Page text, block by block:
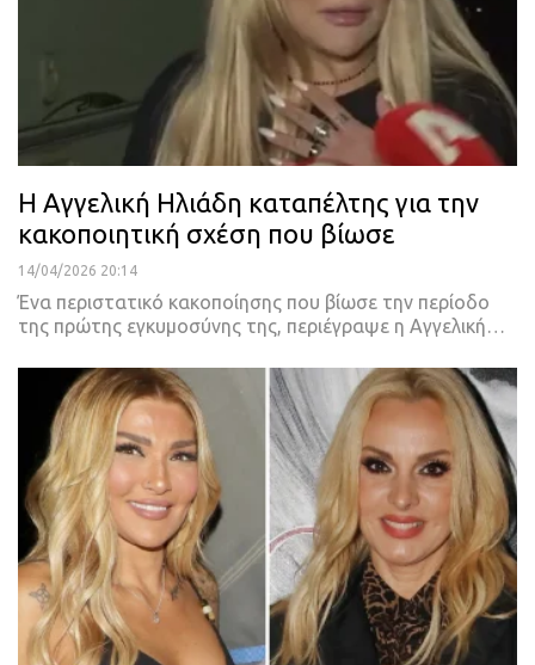
Η Αγγελική Ηλιάδη καταπέλτης για την
κακοποιητική σχέση που βίωσε
14/04/2026 20:14
Ένα περιστατικό κακοποίησης που βίωσε την περίοδο
της πρώτης εγκυμοσύνης της, περιέγραψε η Αγγελική…